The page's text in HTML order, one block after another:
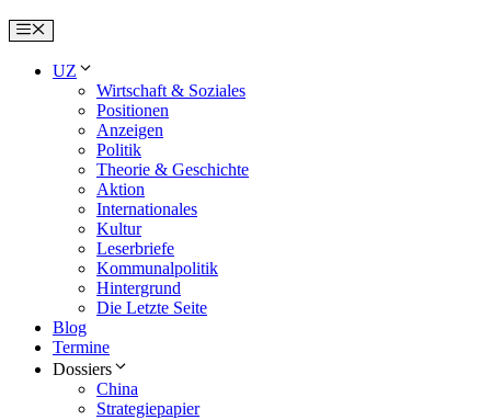
Menu
UZ
Wirtschaft & Soziales
Positionen
Anzeigen
Politik
Theorie & Geschichte
Aktion
Internationales
Kultur
Leserbriefe
Kommunalpolitik
Hintergrund
Die Letzte Seite
Blog
Termine
Dossiers
China
Strategiepapier